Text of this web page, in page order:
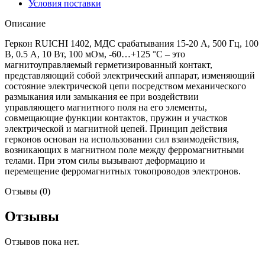
Условия поставки
Описание
Геркон RUICHI 1402, МДС срабатывания 15-20 А, 500 Гц, 100
В, 0.5 А, 10 Вт, 100 мОм, -60…+125 °C – это
магнитоуправляемый герметизированный контакт,
представляющий собой электрический аппарат, изменяющий
состояние электрической цепи посредством механического
размыкания или замыкания ее при воздействии
управляющего магнитного поля на его элементы,
совмещающие функции контактов, пружин и участков
электрической и магнитной цепей. Принцип действия
герконов основан на использовании сил взаимодействия,
возникающих в магнитном поле между ферромагнитными
телами. При этом силы вызывают деформацию и
перемещение ферромагнитных токопроводов электронов.
Отзывы (0)
Отзывы
Отзывов пока нет.